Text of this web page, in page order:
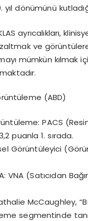
yıl dönümünü
ayrıcalıkları,
ve gö
mümkün kılmak
rüntüleme (ABD)
leme: PACS
puanla 1.sırada.
Görüntüleyici (Gö
VNA (Satıcıdan
McCaughley,
segmentinde